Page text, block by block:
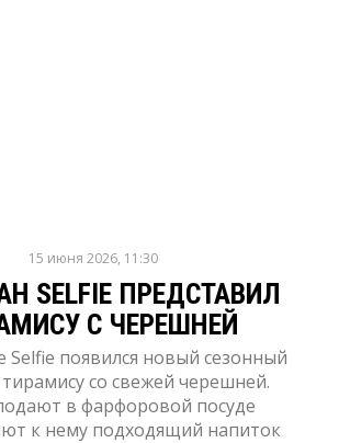
15 июня 2026, 11:30
SELFIE ПРЕДСТАВИЛ
С ЧЕРЕШНЕЙ
Selfie появился новый сезонный
со свежей черешней.
в фарфоровой посуде
к нему подходящий напиток